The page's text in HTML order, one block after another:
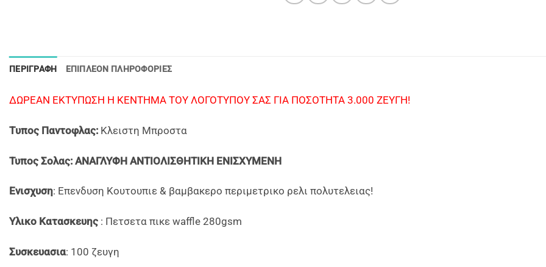
ΠΕΡΙΓΡΑΦΉ ΕΠΙΠΛΈΟΝ ΠΛΗΡΟΦΟΡΊΕΣ
ΔΩΡΕΑΝ ΕΚΤΥΠΩΣΗ Η ΚΕΝΤΗΜΑ ΤΟΥ ΛΟΓΟΤΥΠΟΥ ΣΑΣ ΓΙΑ ΠΟΣΟΤΗΤΑ 3.000 ΖΕΥΓΗ!
Tυπος Παντοφλας: Κλειστη Μπροστα
Τυπος Σολας: ΑΝΑΓΛΥΦΗ ΑΝΤΙΟΛΙΣΘΗΤΙΚΗ ΕΝΙΣΧΥΜΕΝΗ
Ενισχυση: Eπενδυση Κουτουπιε & βαμβακερο περιμετρικο ρελι πολυτελειας!
Υλικο Κατασκευης : Πετσετα πικε waffle 280gsm
Συσκευασια: 100 ζευγη